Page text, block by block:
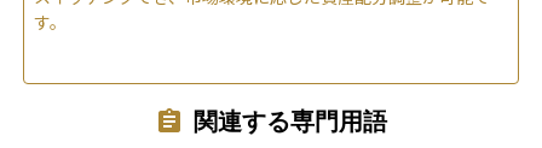
す。
関連する専門用語